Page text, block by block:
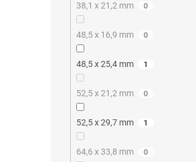
38,1 x 21,2 mm 0
48,5 x 16,9 mm 0
48,5 x 25,4 mm 1
52,5 x 21,2 mm 0
52,5 x 29,7 mm 1
64,6 x 33,8 mm 0